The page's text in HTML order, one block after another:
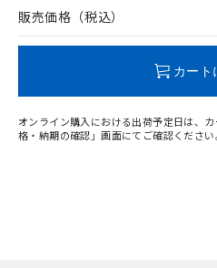
問い合わせください。
販売価格（税込）
カート
オンライン購入における出荷予定日は、
格・納期の確認」画面にてご確認ください